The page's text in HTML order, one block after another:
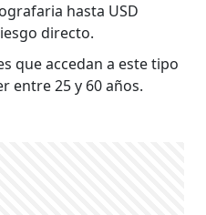
hasta USD
directo.
que accedan a este tipo
entre 25 y 60 años.